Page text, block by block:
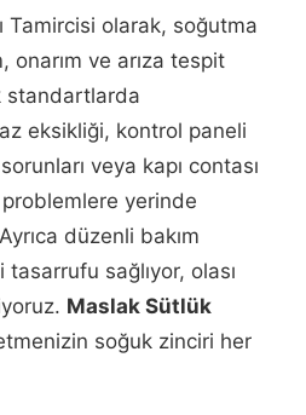
Tamircisi olarak, soğutma
onarım ve arıza tespit
standartlarda
eksikliği, kontrol paneli
veya kapı contası
problemlere yerinde
düzenli bakım
sağlıyor, olası
Maslak Sütlük
soğuk zinciri her